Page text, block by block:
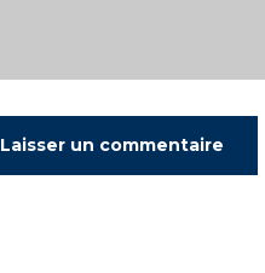
Laisser un commentaire